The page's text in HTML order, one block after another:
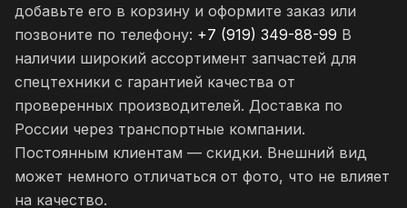
добавьте его в корзину и оформите заказ или
позвоните по телефону: +7 (919) 349-88-99 В
наличии широкий ассортимент запчастей для
спецтехники с гарантией качества от
проверенных производителей. Доставка по
России через транспортные компании.
Постоянным клиентам — скидки. Внешний вид
может немного отличаться от фото, что не влияет
на качество.